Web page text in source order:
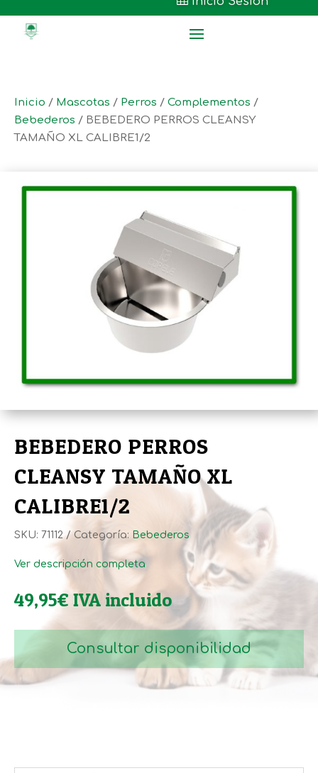
Inicio / Mascotas / Perros / Complementos /
Bebederos / BEBEDERO PERROS CLEANSY
TAMAÑO XL CALIBRE1/2
BEBEDERO PERROS
CLEANSY TAMAÑO XL
CALIBRE1/2
SKU: 71112 Categoría: Bebederos
Ver descripción completa
49,95€ IVA incluido
Consultar disponibilidad